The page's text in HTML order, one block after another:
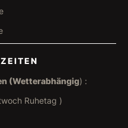
(Wetterabhängig) :
Ruhetag )